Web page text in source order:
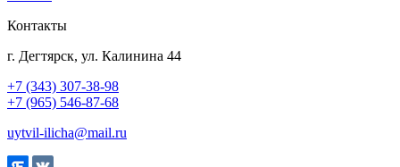
Контакты
г. Дегтярск, ул. Калинина 44
+7 (343) 307-38-98
+7 (965) 546-87-68
uytvil-ilicha@mail.ru